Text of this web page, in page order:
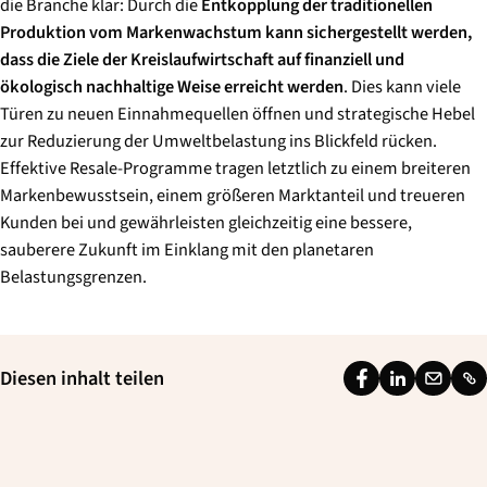
Produktion vom Markenwachstum kann sichergestellt werden,
dass die Ziele der Kreislaufwirtschaft auf finanziell und
ökologisch nachhaltige Weise erreicht werden. Dies kann viele
Türen zu neuen Einnahmequellen öffnen und strategische Hebel
zur Reduzierung der Umweltbelastung ins Blickfeld rücken.
Effektive Resale-Programme tragen letztlich zu einem breiteren
Markenbewusstsein, einem größeren Marktanteil und treueren
Kunden bei und gewährleisten gleichzeitig eine bessere,
sauberere Zukunft im Einklang mit den planetaren
Belastungsgrenzen.
Diesen inhalt teilen
F
L
E
L